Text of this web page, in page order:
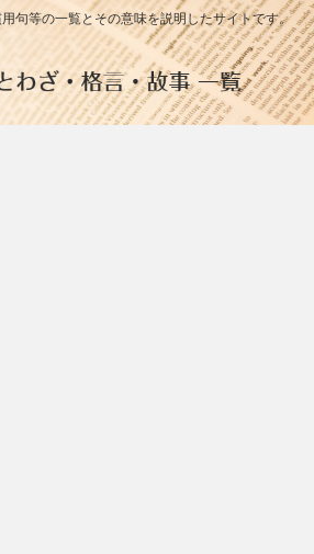
句等の一覧とその意味を説明したサイトです。